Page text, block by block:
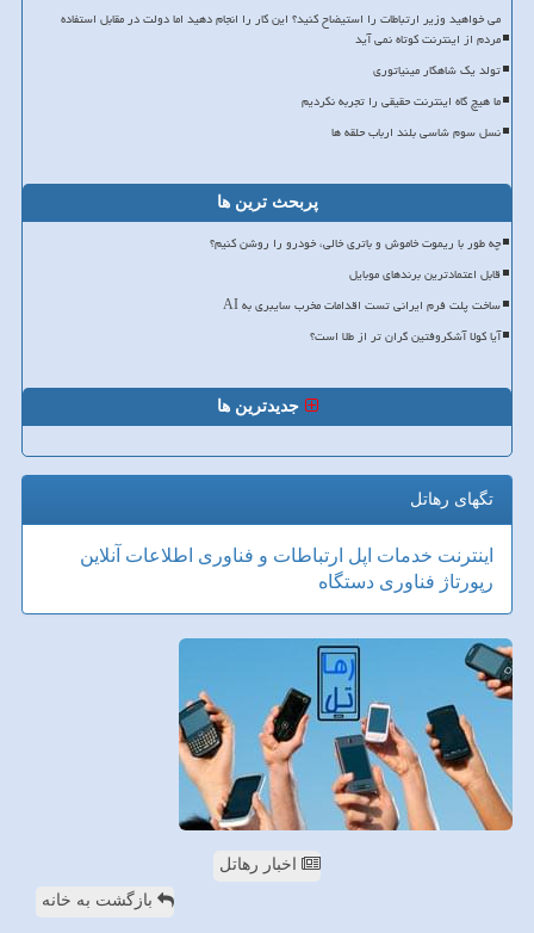
می خواهید وزیر ارتباطات را استیضاح کنید؟ این کار را انجام دهید اما دولت در مقابل استفاده
مردم از اینترنت کوتاه نمی آید
تولد یک شاهکار مینیاتوری
ما هیچ گاه اینترنت حقیقی را تجربه نکردیم
نسل سوم شاسی بلند ارباب حلقه ها
پربحث ترین ها
چه طور با ریموت خاموش و باتری خالی، خودرو را روشن کنیم؟
قابل اعتمادترین برندهای موبایل
ساخت پلت فرم ایرانی تست اقدامات مخرب سایبری به AI
آیا کولا آشکروفتین گران تر از طلا است؟
جدیدترین ها
تگهای رهاتل
اینترنت خدمات اپل ارتباطات و فناوری اطلاعات آنلاین
رپورتاژ فناوری دستگاه
اخبار رهاتل
بازگشت به خانه